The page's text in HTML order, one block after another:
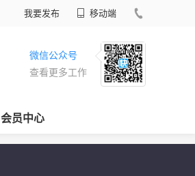
我要发布 移动端
微信公众号
查看更多工作
会员中心